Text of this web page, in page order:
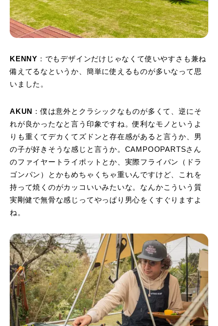
KENNY ：でもデザインだけじゃなくて使いやすさも兼ね
備えてるなというか、簡単に使えるものが多いなって思
いました。
AKUN
：僕は意外とクラシックなものが多くて、逆にそ
れが良かったなと言う印象ですね。便利なモノというよ
りも重くてデカくてズドンと存在感があると言うか、男
の子が好きそうな感じと言うか。CAMPOOPARTSさん
のファイヤートライポットとか、実際フライパン（ドラ
ゴンパン）とかもめちゃくちゃ重いんですけど、これを
持って焼くのがカッコいいみたいな。なんかこういう質
実剛健で無骨な感じってやっぱり男心をくすぐりますよ
ね。